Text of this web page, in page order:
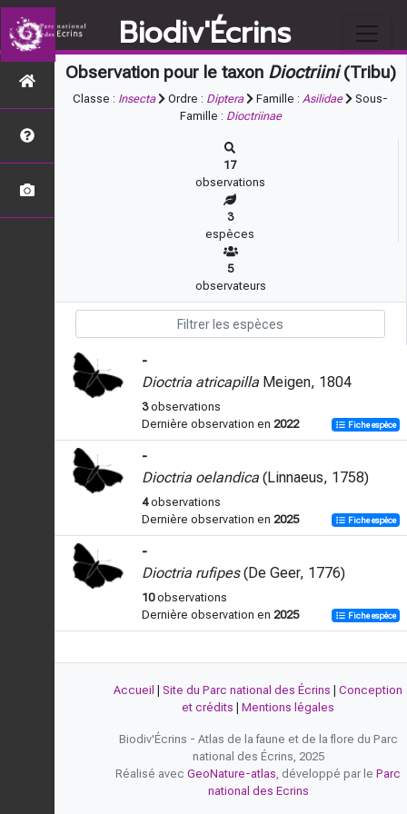
Biodiv'Écrins
Observation pour le taxon Dioctriini(Tribu)
Classe : Insecta Ordre : Diptera Famille : Asilidae
Sous-
Famille : Dioctriinae
17
observations
3
espèces
5
observateurs
-
Dioctria atricapilla Meigen, 1804
3observations
Dernière observation en 2022 Fiche espèce
-
Dioctria oelandica (Linnaeus, 1758)
4observations
Dernière observation en 2025 Fiche espèce
-
Dioctria rufipes(De Geer, 1776)
10observations
Dernière observation en 2025 Fiche espèce
Accueil Site du Parc national des Écrins
Conception
et crédits
Mentions légales
Biodiv'Écrins - Atlas de la faune et de la flore du Parc
national des Écrins, 2025
Réalisé avec GeoNature-atlas, développé par le Parc
national des Ecrins